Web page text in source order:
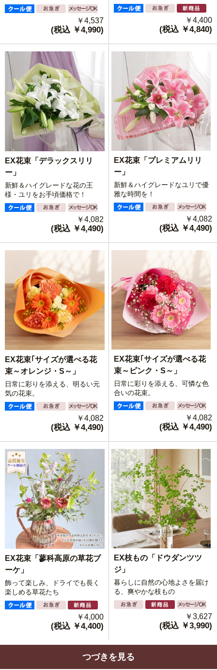
￥4,537
(税込 ￥4,990)
￥4,400
(税込 ￥4,840)
EX花束「デラックスリリ
ー」
新鮮＆ハイグレードな花の王
様・ユリをお手頃価格で！
￥4,082
(税込 ￥4,490)
EX花束「プレミアムリリ
ー」
新鮮＆ハイグレードなユリで優
雅な時間を！
￥4,082
(税込 ￥4,490)
EX花束｢サイズが選べる花
束～オレンジ・S～」
日常に彩りを添える、明るい元
気の花束。
￥4,082
(税込 ￥4,490)
EX花束｢サイズが選べる花
束～ピンク・S～」
日常に彩りを添える、可憐な色
合いの花束。
￥4,082
(税込 ￥4,490)
EX花束「蓼科高原の草花ブ
ーケ」
飾って楽しみ、ドライでも長く
楽しめる草花たち
￥4,000
(税込 ￥4,400)
EX枝もの「ドウダンツツ
ジ」
暮らしに自然の心地よさを届け
る、爽やかな枝もの
￥3,627
(税込 ￥3,990)
つづきを見る